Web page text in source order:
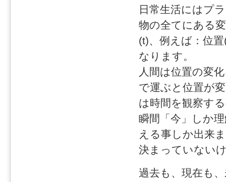
日常生活にはプ
物の全てにある
(t)、例えば：位
なります。
人間は位置の変
で運ぶと位置が
は時間を観察す
瞬間「今」しか
える事しか出来
決まっていない
過去も、現在も